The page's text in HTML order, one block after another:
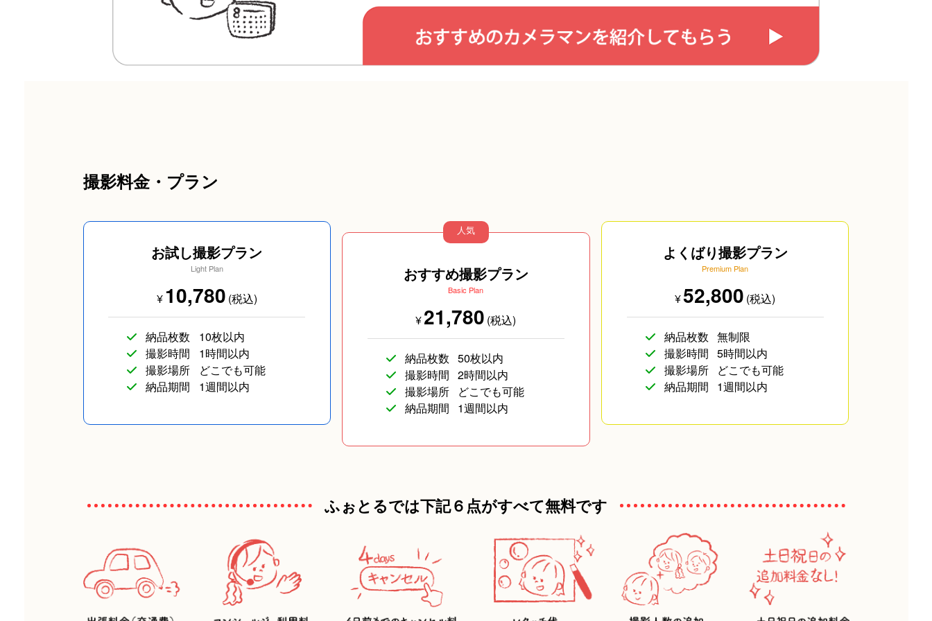
撮影料金・プラン
お試し撮影プラン
Light Plan
¥10,780 (税込)
納品枚数
10枚以内
撮影時間
1時間以内
撮影場所
どこでも可能
納品期間
1週間以内
人気
おすすめ撮影プラン
Basic Plan
¥21,780 (税込)
納品枚数 50枚以内
撮影時間 2時間以内
撮影場所
どこでも可能
納品期間
1週間以内
よくばり撮影プラン
Premium Plan
¥52,800 (税込)
納品枚数 無制限
撮影時間 5時間以内
撮影場所
どこでも可能
納品期間
1週間以内
ふぉとるでは下記６点がすべて無料です